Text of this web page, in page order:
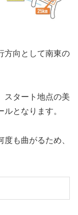
方向として南東の
スタート地点の美
となります。
も曲がるため、